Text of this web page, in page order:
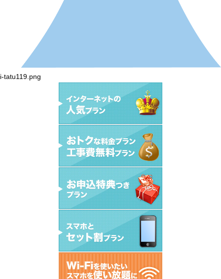
i-tatu119.png